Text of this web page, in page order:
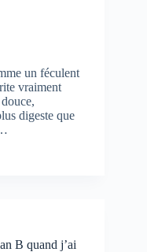
un féculent
vraiment
digeste que
B quand j’ai